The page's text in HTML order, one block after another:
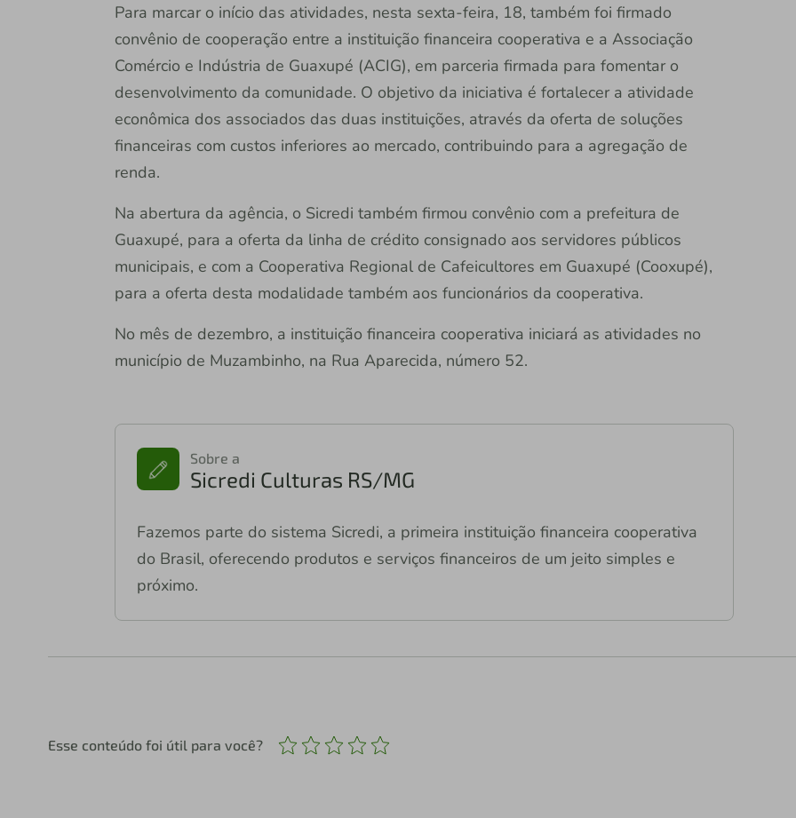
Para marcar o início das atividades, nesta sexta-feira, 18, também foi firmado
convênio de cooperação entre a instituição financeira cooperativa e a Associação
Comércio e Indústria de Guaxupé (ACIG), em parceria firmada para fomentar o
desenvolvimento da comunidade. O objetivo da iniciativa é fortalecer a atividade
econômica dos associados das duas instituições, através da oferta de soluções
financeiras com custos inferiores ao mercado, contribuindo para a agregação de
renda.
Na abertura da agência, o Sicredi também firmou convênio com a prefeitura de
Guaxupé, para a oferta da linha de crédito consignado aos servidores públicos
municipais, e com a Cooperativa Regional de Cafeicultores em Guaxupé (Cooxupé),
para a oferta desta modalidade também aos funcionários da cooperativa.
No mês de dezembro, a instituição financeira cooperativa iniciará as atividades no
município de Muzambinho, na Rua Aparecida, número 52.
Sobre a
Sicredi Culturas RS/MG
Fazemos parte do sistema Sicredi, a primeira instituição financeira cooperativa
do Brasil, oferecendo produtos e serviços financeiros de um jeito simples e
próximo.
Esse conteúdo foi útil para você?